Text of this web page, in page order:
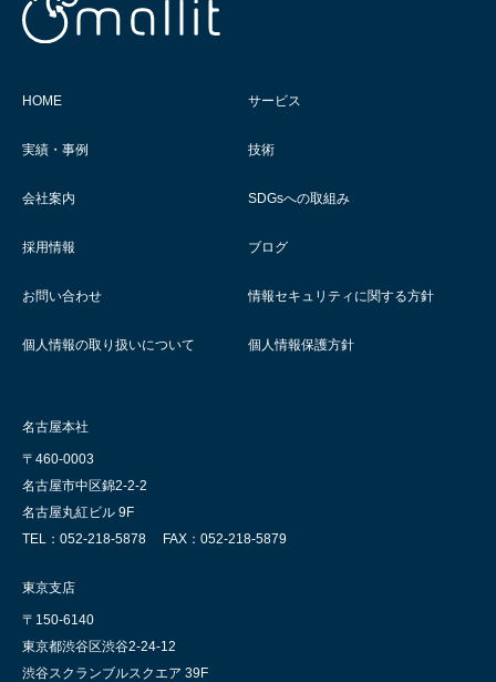
HOME サービス
実績・事例 技術
会社案内 SDGsへの取組み
採用情報 ブログ
お問い合わせ 情報セキュリティに関する方針
個人情報の取り扱いについて 個人情報保護方針
名古屋本社
〒460-0003
名古屋市中区錦2-2-2
名古屋丸紅ビル 9F
TEL：052-218-5878
FAX：052-218-5879
東京支店
〒150-6140
東京都渋谷区渋谷2-24-12
渋谷スクランブルスクエア 39F